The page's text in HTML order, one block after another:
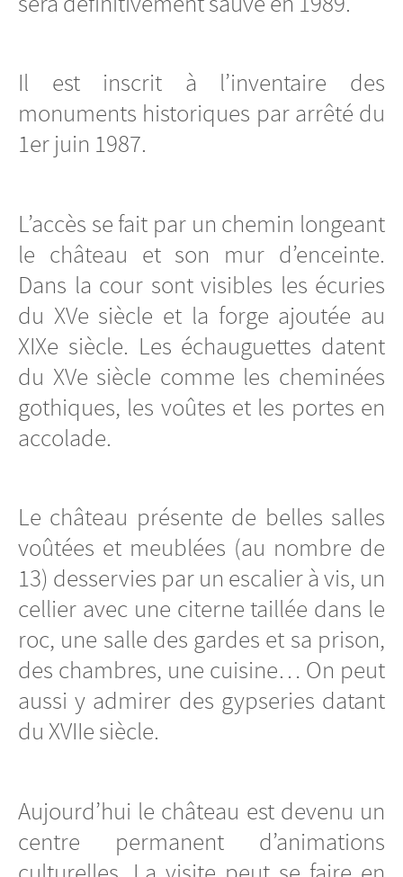
Il est inscrit à l’inventaire des
monuments historiques par arrêté du
1er juin 1987.
L’accès se fait par un chemin longeant
le château et son mur d’enceinte.
Dans la cour sont visibles les écuries
du XVe siècle et la forge ajoutée au
XIXe siècle. Les échauguettes datent
du XVe siècle comme les cheminées
gothiques, les voûtes et les portes en
accolade.
Le château présente de belles salles
voûtées et meublées (au nombre de
13) desservies par un escalier à vis, un
cellier avec une citerne taillée dans le
roc, une salle des gardes et sa prison,
des chambres, une cuisine… On peut
aussi y admirer des gypseries datant
du XVIIe siècle.
Aujourd’hui le château est devenu un
centre permanent d’animations